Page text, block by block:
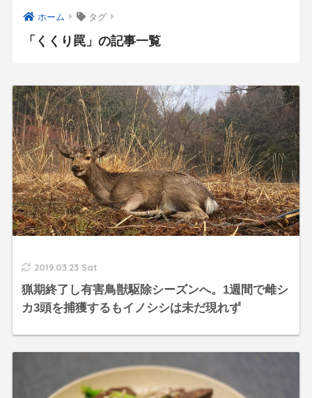
ホーム タグ
「くくり罠」の記事一覧
2019.03.23 Sat
猟期終了し有害鳥獣駆除シーズンへ。1週間で雌シ
カ3頭を捕獲するもイノシシは未だ現れず